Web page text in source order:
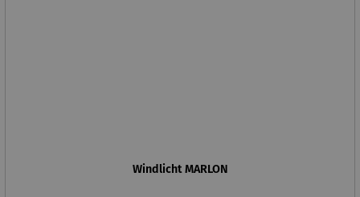
Windlicht MARLON